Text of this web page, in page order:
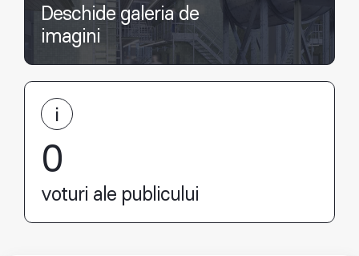
Deschide galeria de
imagini
0
voturi ale publicului